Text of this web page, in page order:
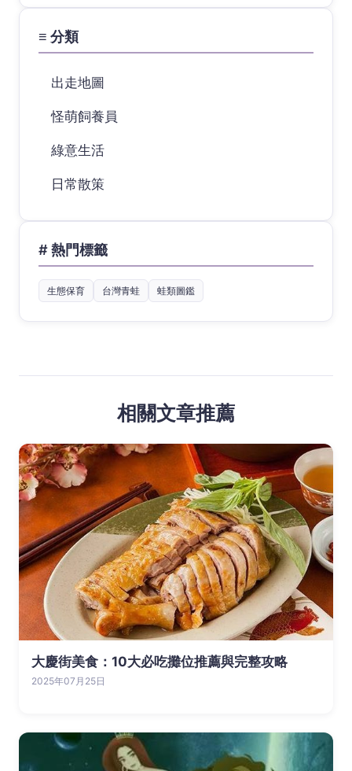
≡ 分類
出走地圖
怪萌飼養員
綠意生活
日常散策
# 熱門標籤
生態保育 台灣青蛙 蛙類圖鑑
相關文章推薦
大慶街美食：10大必吃攤位推薦與完整攻略
2025年07月25日